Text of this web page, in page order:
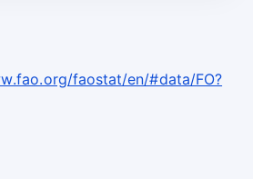
faostat/en/#data/FO?